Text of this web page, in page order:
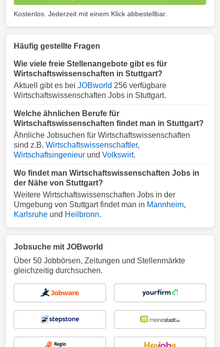
Kostenlos. Jederzeit mit einem Klick abbestellbar.
Häufig gestellte Fragen
Wie viele freie Stellenangebote gibt es für
Wirtschaftswissenschaften in Stuttgart?
Aktuell gibt es bei JOBworld 256 verfügbare
Wirtschaftswissenschaften Jobs in Stuttgart.
Welche ähnlichen Berufe für
Wirtschaftswissenschaften findet man in Stuttgart?
Ähnliche Jobsuchen für Wirtschaftswissenschaften
sind z.B. Wirtschaftswissenschaftler,
Wirtschaftsingenieur und Volkswirt.
Wo findet man Wirtschaftswissenschaften Jobs in
der Nähe von Stuttgart?
Weitere Wirtschaftswissenschaften Jobs in der
Umgebung von Stuttgart findet man in Mannheim,
Karlsruhe und Heilbronn.
Jobsuche mit JOBworld
Über 50 Jobbörsen, Zeitungen und Stellenmärkte
gleichzeitig durchsuchen.